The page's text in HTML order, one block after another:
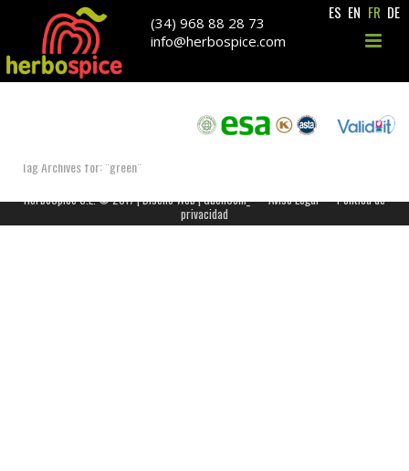
ES EN FR DE
(34) 968 88 28 73
info@herbospice.com
Tag Archives for: "green"
HerboSpice S.L. © 2017 |Diseño Web | GuellCom_ Aviso Legal
Política de
privacidad